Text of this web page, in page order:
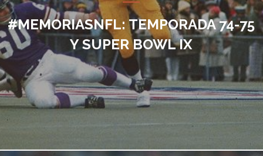
#MEMORIASNFL: TEMPORADA 74-75
Y SUPER BOWL IX